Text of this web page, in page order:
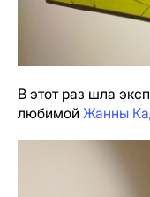
В этот раз шла
любимой Жанны